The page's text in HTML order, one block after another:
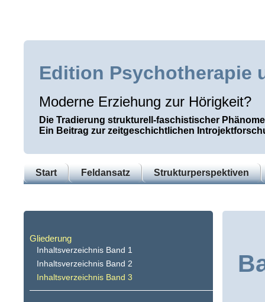
Edition Psychotherapie
Moderne Erziehung zur Hörigkeit?
Die Tradierung strukturell-faschistischer
Ein Beitrag zur zeitgeschichtlichen
Start Feldansatz Strukturperspektiven
Gliederung
Inhaltsverzeichnis Band 1
Inhaltsverzeichnis Band 2
Inhaltsverzeichnis Band 3